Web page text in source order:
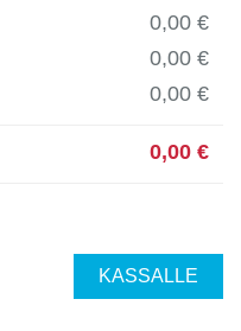
KASSALLE